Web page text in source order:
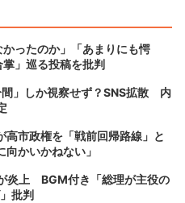
ったのか」「あまりにも愕
」巡る投稿を批判
」しか視察せず？SNS拡散 内
高市政権を「戦前回帰路線」と
かいかねない」
炎上 BGM付き「総理が主役の
批判